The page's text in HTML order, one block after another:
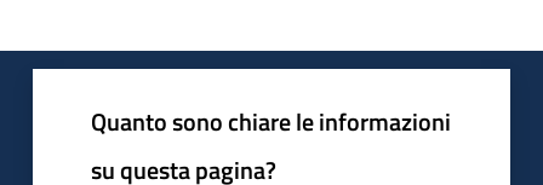
Quanto sono chiare le informazioni
su questa pagina?